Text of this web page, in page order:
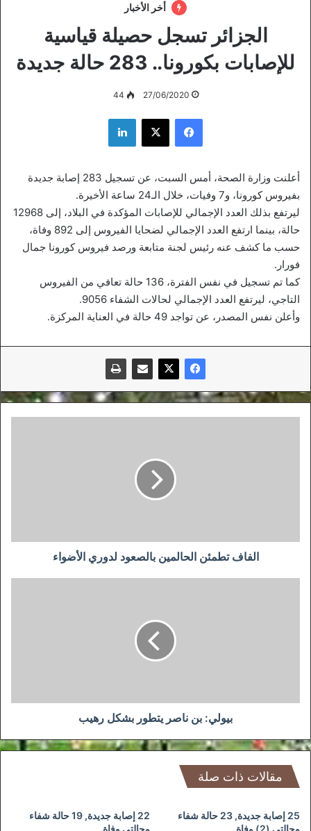
أخر الأخبار
الجزائر تسجل حصيلة قياسية
للإصابات بكورونا.. 283 حالة جديدة
27/06/2020
44
فيسبوك ‫X لينكدإن
أعلنت وزارة الصحة، أمس السبت، عن تسجيل 283 إصابة جديدة
بفيروس كورونا، و7 وفيات، خلال الـ24 ساعة الأخيرة.
ليرتفع بذلك العدد الإجمالي للإصابات المؤكدة في البلاد، إلى 12968
حالة، بينما ارتفع العدد الإجمالي لضحايا الفيروس إلى 892 وفاة،
حسب ما كشف عنه رئيس لجنة متابعة ورصد فيروس كورونا جمال
فورار.
كما تم تسجيل في نفس الفترة، 136 حالة تعافي من الفيروس
التاجي، ليرتفع العدد الإجمالي لحالات الشفاء 9056.
وأعلن نفس المصدر، عن تواجد 49 حالة في العناية المركزة.
الفاف تطمئن الحالمين بالصعود لدوري الأضواء
بيولي: بن ناصر يتطور بشكل رهيب
مقالات ذات صلة
25 إصابة جديدة, 23 حالة شفاء
وحالتي (2) وفاة
22 إصابة جديدة, 19 حالة شفاء
وحالتي وفاة